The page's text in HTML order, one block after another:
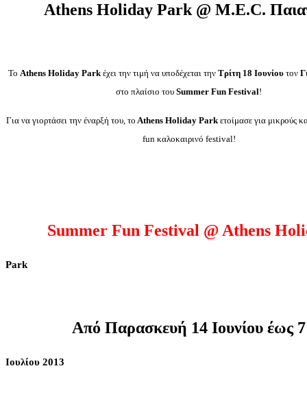
Athens Holiday Park @ M.E.C.
Το Athens Holiday Parkέχει την τιμή να υποδέχεται την Τρίτη 18 Ιουνίουτον
στο πλαίσιο του Summer Fun Festival!
Για να γιορτάσει την έναρξή του, τo Athens Holiday Parkετοίμασε για μικρούς
fun καλοκαιρινό festival!
Summer Fun Festival @ Athens
Park
Από Παρασκευή 14 Ιουνίου έως 7
Ιουλίου 2013